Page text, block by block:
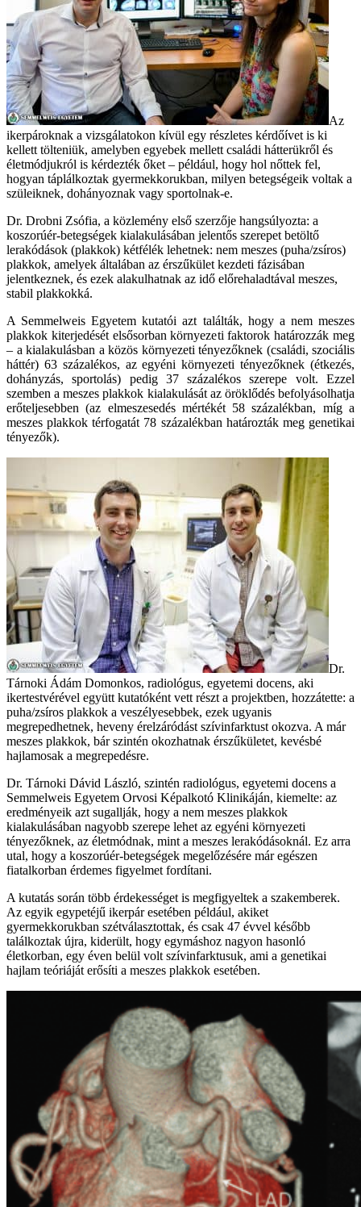
Az
ikerpároknak a vizsgálatokon kívül egy részletes kérdőívet is ki
kellett tölteniük, amelyben egyebek mellett családi hátterükről és
életmódjukról is kérdezték őket – például, hogy hol nőttek fel,
hogyan táplálkoztak gyermekkorukban, milyen betegségeik voltak a
szüleiknek, dohányoznak vagy sportolnak-e.
Dr. Drobni Zsófia, a közlemény első szerzője hangsúlyozta: a
koszorúér-betegségek kialakulásában jelentős szerepet betöltő
lerakódások (plakkok) kétfélék lehetnek: nem meszes (puha/zsíros)
plakkok, amelyek általában az érszűkület kezdeti fázisában
jelentkeznek, és ezek alakulhatnak az idő előrehaladtával meszes,
stabil plakkokká.
A Semmelweis Egyetem kutatói azt találták, hogy a nem meszes
plakkok kiterjedését elsősorban környezeti faktorok határozzák meg
– a kialakulásban a közös környezeti tényezőknek (családi, szociális
háttér) 63 százalékos, az egyéni környezeti tényezőknek (étkezés,
dohányzás, sportolás) pedig 37 százalékos szerepe volt. Ezzel
szemben a meszes plakkok kialakulását az öröklődés befolyásolhatja
erőteljesebben (az elmeszesedés mértékét 58 százalékban, míg a
meszes plakkok térfogatát 78 százalékban határozták meg genetikai
tényezők).
Dr.
Tárnoki Ádám Domonkos, radiológus, egyetemi docens, aki
ikertestvérével együtt kutatóként vett részt a projektben, hozzátette: a
puha/zsíros plakkok a veszélyesebbek, ezek ugyanis
megrepedhetnek, heveny érelzáródást szívinfarktust okozva. A már
meszes plakkok, bár szintén okozhatnak érszűkületet, kevésbé
hajlamosak a megrepedésre.
Dr. Tárnoki Dávid László, szintén radiológus, egyetemi docens a
Semmelweis Egyetem Orvosi Képalkotó Klinikáján, kiemelte: az
eredményeik azt sugallják, hogy a nem meszes plakkok
kialakulásában nagyobb szerepe lehet az egyéni környezeti
tényezőknek, az életmódnak, mint a meszes lerakódásoknál. Ez arra
utal, hogy a koszorúér-betegségek megelőzésére már egészen
fiatalkorban érdemes figyelmet fordítani.
A kutatás során több érdekességet is megfigyeltek a szakemberek.
Az egyik egypetéjű ikerpár esetében például, akiket
gyermekkorukban szétválasztottak, és csak 47 évvel később
találkoztak újra, kiderült, hogy egymáshoz nagyon hasonló
életkorban, egy éven belül volt szívinfarktusuk, ami a genetikai
hajlam teóriáját erősíti a meszes plakkok esetében.